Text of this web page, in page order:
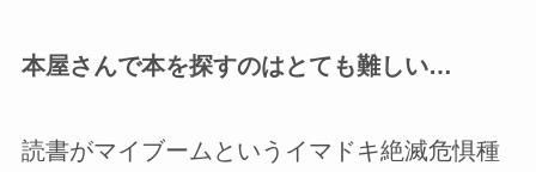
本屋さんで本を探すのはとても難しい…
読書がマイブームというイマドキ絶滅危惧種